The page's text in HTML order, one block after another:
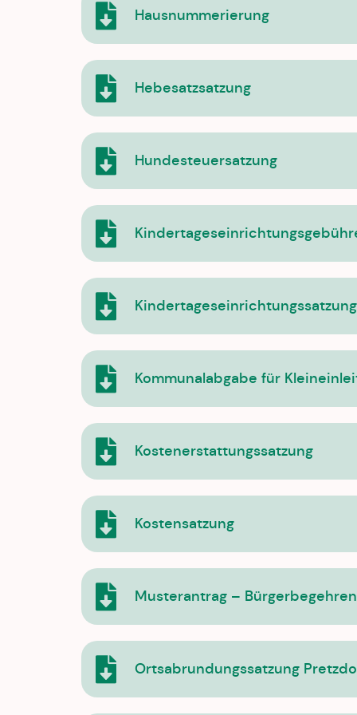
Hausnummerierung
Hebesatzsatzung
Hundesteuersatzung
Kindertageseinrichtungssatzung
Kommunalabgabe für
Kostenerstattungssatzung
Kostensatzung
Musterantrag –
Ortsabrundungssatzung